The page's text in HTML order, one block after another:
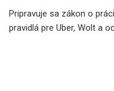
Pripravuje sa zákon o
pravidlá pre Uber, Wolt a